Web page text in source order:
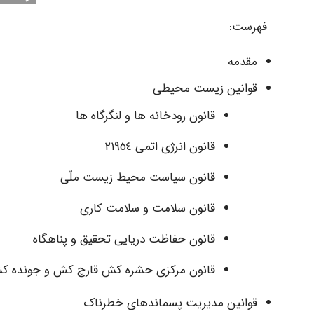
فهرست:
مقدمه
قوانین زیست محیطی
قانون رودخانه ها و لنگرگاه ها
قانون انرژی اتمی ٢١٩٥٤
قانون سیاست محیط زیست ملّی
قانون سلامت و سلامت کاری
قانون حفاظت دریایی تحقیق و پناهگاه
قانون مرکزی حشره کش قارچ کش و جونده
قوانین مدیریت پسماندهای خطرناک